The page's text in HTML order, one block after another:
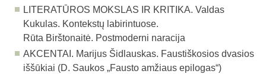
LITERATŪROS MOKSLAS IR KRITIKA. Valdas
Kukulas. Kontekstų labirintuose.
Rūta Birštonaitė. Postmoderni naracija
AKCENTAI. Marijus Šidlauskas. Faustiškosios dvasios
iššūkiai (D. Saukos „Fausto amžiaus epilogas“)